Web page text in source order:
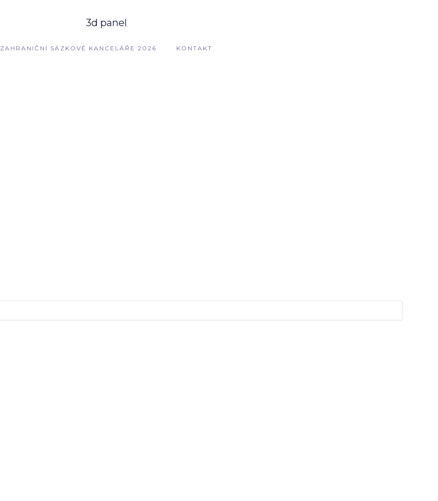
3d panel
ZAHRANIČNÍ SÁZKOVÉ KANCELÁŘE 2026 KONTAKT